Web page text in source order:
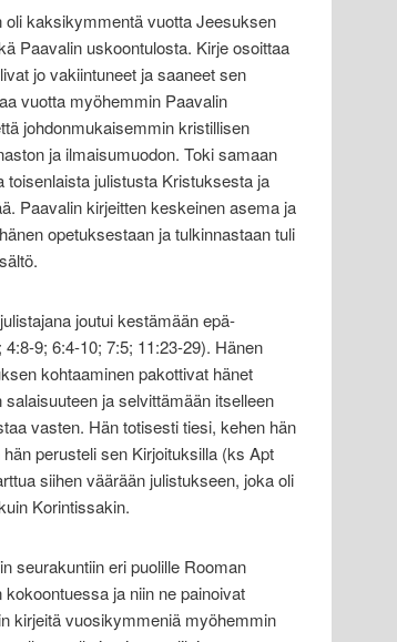
oli kaksikymmentä vuotta Jeesuksen
Paavalin us­koontulosta. Kirje osoittaa
jo vakiintuneet ja saaneet sen
vuotta myöhemmin Paavalin
johdonmukaisemmin kristillisen
ja ilmaisumuodon. Toki samaan
toisenlaista julistusta Kristuksesta ja
Paavalin kirjeitten keskeinen asema ja
opetuksestaan ja tulkinnastaan tuli
joutui kestämään epä-
9; 6:4-10; 7:5; 11:23-29). Hänen
kohtaaminen pakottivat hänet
ja selvittämään itselleen
vasten. Hän totisesti tiesi, kehen hän
perusteli sen Kirjoituksilla (ks Apt
siihen väärään julistukseen, joka oli
Korintissakin.
seurakuntiin eri puolille Rooman
ja niin ne painoivat
kirjeitä vuosikymmeniä myöhemmin